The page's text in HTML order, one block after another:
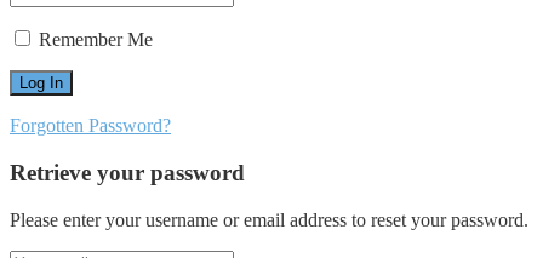
Remember Me
Forgotten Password?
Retrieve your password
Please enter your username or email address to reset your password.